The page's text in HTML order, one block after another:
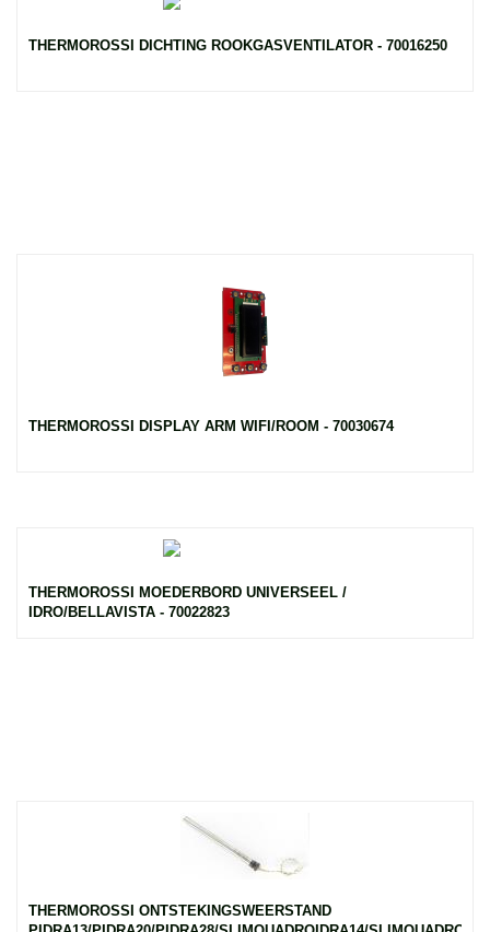
THERMOROSSI DICHTING ROOKGASVENTILATOR - 70016250
THERMOROSSI DISPLAY ARM WIFI/ROOM - 70030674
THERMOROSSI MOEDERBORD UNIVERSEEL /
IDRO/BELLAVISTA - 70022823
THERMOROSSI ONTSTEKINGSWEERSTAND